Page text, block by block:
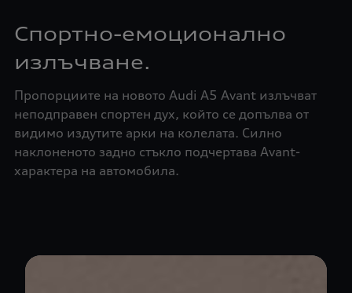
Спортно-емоционално
излъчване.
Пропорциите на новото Audi A5 Avant излъчват
неподправен спортен дух, който се допълва от
видимо издутите арки на колелата. Силно
наклоненото задно стъкло подчертава Avant-
характера на автомобила.